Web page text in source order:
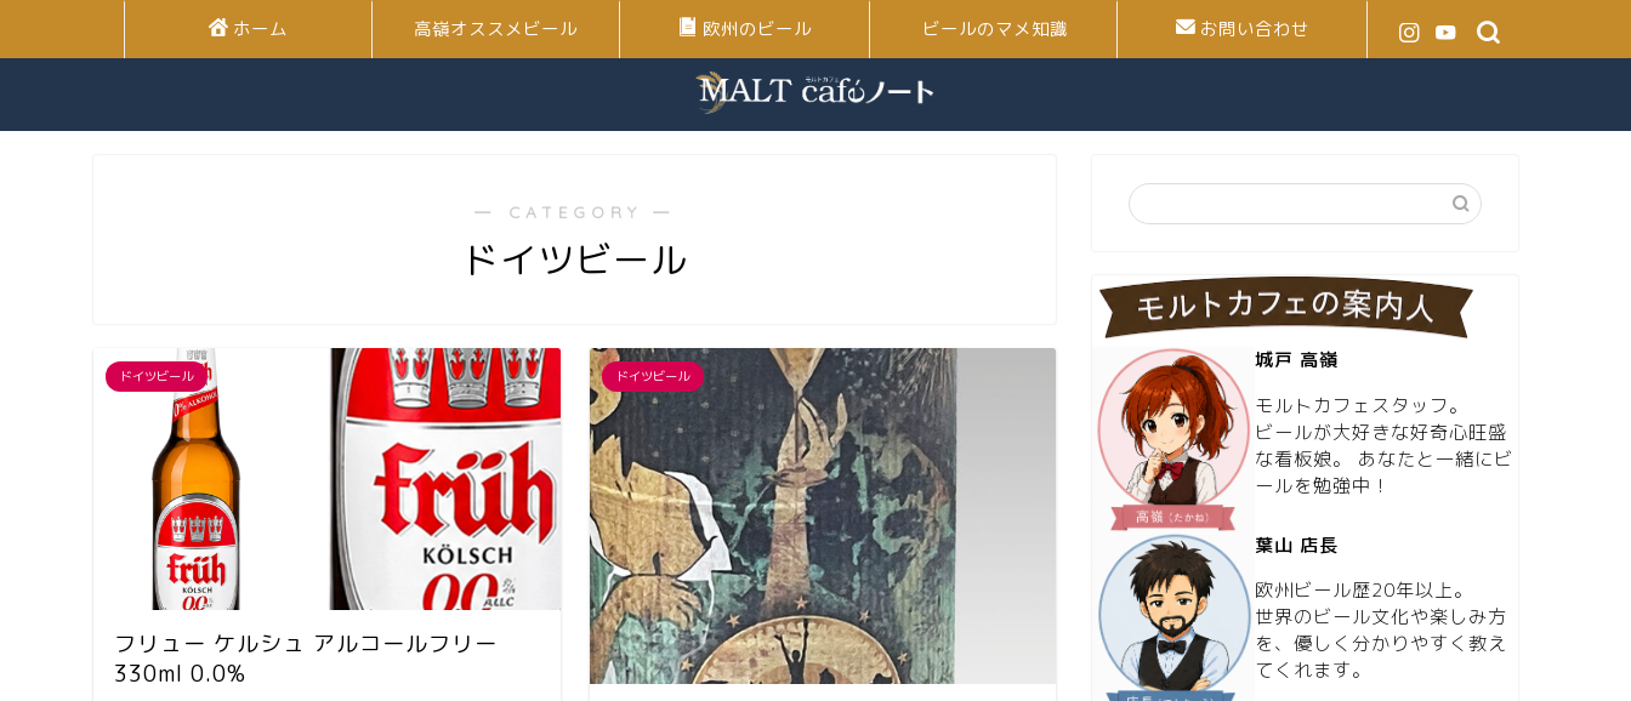
ホーム 高嶺オススメビール 欧州のビール ビールのマメ知識 お問い合わせ
― CATEGORY ―
ドイツビール
ドイツビール
フリュー ケルシュ アルコールフリー
330ml 0.0%
ドイツビール
城戸 高嶺
モルトカフェスタッフ。
ビールが大好きな好奇心旺盛
な看板娘。 あなたと一緒にビ
ールを勉強中！
葉山 店長
欧州ビール歴20年以上。
世界のビール文化や楽しみ方
を、優しく分かりやすく教え
てくれます。